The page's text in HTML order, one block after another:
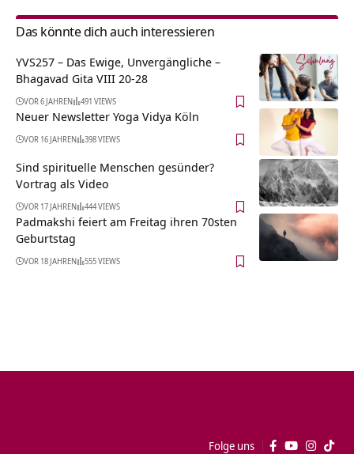
Das könnte dich auch interessieren
YVS257 – Das Ewige, Unvergängliche –
Bhagavad Gita VIII 20-28
VOR 6 JAHREN 491 VIEWS
Neuer Newsletter Yoga Vidya Köln
VOR 16 JAHREN 398 VIEWS
Sind spirituelle Menschen gesünder?
Vortrag als Video
VOR 17 JAHREN 444 VIEWS
Padmakshi feiert am Freitag ihren 70sten
Geburtstag
VOR 18 JAHREN 555 VIEWS
Folge uns